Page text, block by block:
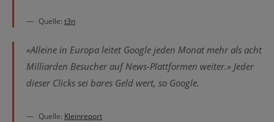
Quelle: t3n
«Alleine in Europa leitet Google jeden Monat mehr als acht
Milliarden Besucher auf News-Plattformen weiter.» Jeder
dieser Clicks sei bares Geld wert, so Google.
Quelle: Kleinreport